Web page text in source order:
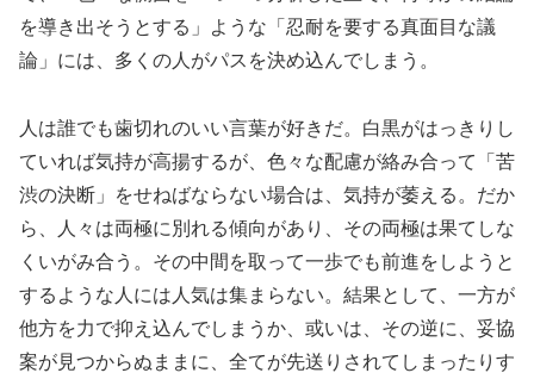
を導き出そうとする」ような「忍耐を要する真面目な議
論」には、多くの人がパスを決め込んでしまう。
人は誰でも歯切れのいい言葉が好きだ。白黒がはっきりし
ていれば気持が高揚するが、色々な配慮が絡み合って「苦
渋の決断」をせねばならない場合は、気持が萎える。だか
ら、人々は両極に別れる傾向があり、その両極は果てしな
くいがみ合う。その中間を取って一歩でも前進をしようと
するような人には人気は集まらない。結果として、一方が
他方を力で抑え込んでしまうか、或いは、その逆に、妥協
案が見つからぬままに、全てが先送りされてしまったりす